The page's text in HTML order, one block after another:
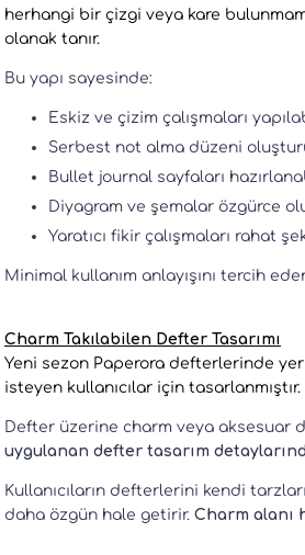
herhangi bir çizgi veya kare
olanak tanır.
Bu yapı sayesinde:
Eskiz ve çizim çalışmaları
Serbest not alma düzeni
Bullet journal sayfaları
Diyagram ve şemalar özgürce
Yaratıcı fikir çalışmaları rahat
Minimal kullanım anlayışını tercih
Charm Takılabilen Defter Tasarımı
Yeni sezon Paperora defterlerinde
isteyen kullanıcılar için tasarlanmıştır.
Defter üzerine charm veya aksesuar
uygulanan defter tasarım
Kullanıcıların defterlerini kendi
daha özgün hale getirir. Charm alanı